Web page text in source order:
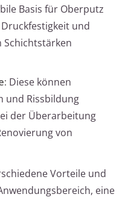
Basis für Oberputz
und
Schichtstärken
Diese können
und Rissbildung
der Überarbeitung
von
Vorteile und
eine